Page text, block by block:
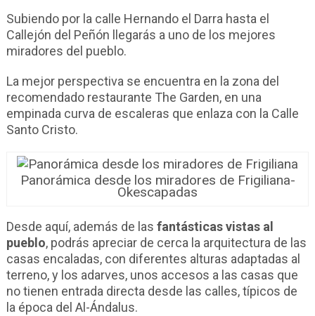
Subiendo por la calle Hernando el Darra hasta el
Callejón del Peñón llegarás a uno de los mejores
miradores del pueblo.
La mejor perspectiva se encuentra en la zona del
recomendado restaurante The Garden, en una
empinada curva de escaleras que enlaza con la Calle
Santo Cristo.
Panorámica desde los miradores de Frigiliana-
Okescapadas
Desde aquí, además de las fantásticas vistas al
pueblo, podrás apreciar de cerca la arquitectura de las
casas encaladas, con diferentes alturas adaptadas al
terreno, y los adarves, unos accesos a las casas que
no tienen entrada directa desde las calles, típicos de
la época del Al-Ándalus.